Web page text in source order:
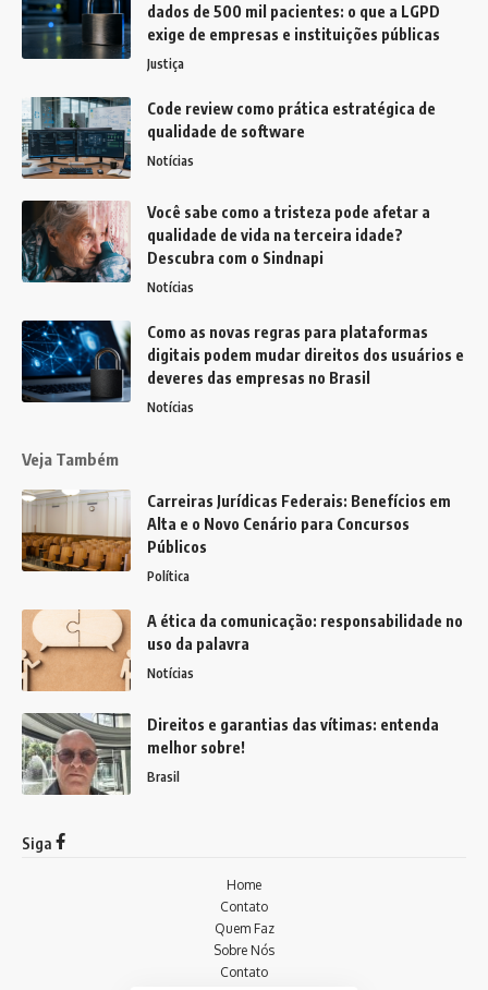
dados de 500 mil pacientes: o que a LGPD
exige de empresas e instituições públicas
Justiça
Code review como prática estratégica de
qualidade de software
Notícias
Você sabe como a tristeza pode afetar a
qualidade de vida na terceira idade?
Descubra com o Sindnapi
Notícias
Como as novas regras para plataformas
digitais podem mudar direitos dos usuários e
deveres das empresas no Brasil
Notícias
Veja Também
Carreiras Jurídicas Federais: Benefícios em
Alta e o Novo Cenário para Concursos
Públicos
Política
A ética da comunicação: responsabilidade no
uso da palavra
Notícias
Direitos e garantias das vítimas: entenda
melhor sobre!
Brasil
Siga
Home
Contato
Quem Faz
Sobre Nós
Contato